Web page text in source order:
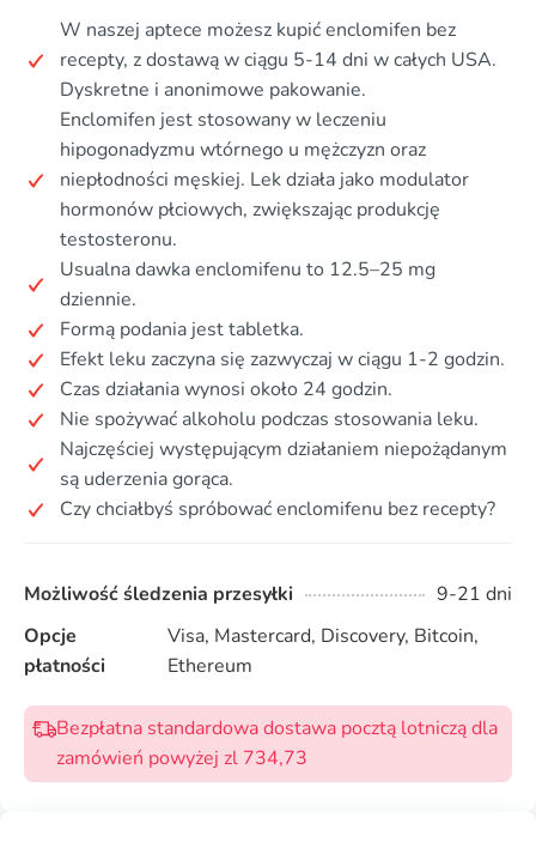
W naszej aptece możesz kupić enclomifen bez
recepty, z dostawą w ciągu 5-14 dni w całych USA.
Dyskretne i anonimowe pakowanie.
Enclomifen jest stosowany w leczeniu
hipogonadyzmu wtórnego u mężczyzn oraz
niepłodności męskiej. Lek działa jako modulator
hormonów płciowych, zwiększając produkcję
testosteronu.
Usualna dawka enclomifenu to 12.5–25 mg
dziennie.
Formą podania jest tabletka.
Efekt leku zaczyna się zazwyczaj w ciągu 1-2 godzin.
Czas działania wynosi około 24 godzin.
Nie spożywać alkoholu podczas stosowania leku.
Najczęściej występującym działaniem niepożądanym
są uderzenia gorąca.
Czy chciałbyś spróbować enclomifenu bez recepty?
Możliwość śledzenia przesyłki
9-21 dni
Opcje
płatności
Visa, Mastercard, Discovery, Bitcoin,
Ethereum
Bezpłatna standardowa dostawa pocztą lotniczą dla
zamówień powyżej zl 734,73